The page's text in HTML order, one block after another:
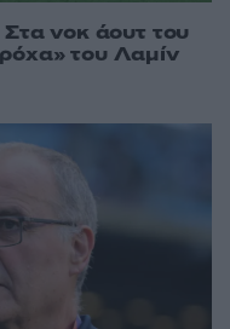
νοκ άουτ του
του Λαμίν